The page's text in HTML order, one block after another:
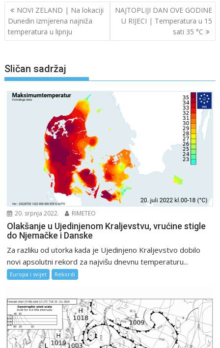
Navigacija
objava
NOVI ZELAND | Na lokaciji
Dunedin izmjerena najniža
temperatura u lipnju
NAJTOPLIJI DAN OVE GODINE
U RIJECI | Temperatura u 15
sati 35 °C
Sličan sadržaj
20. srpnja 2022. RIMETEO
Olakšanje u Ujedinjenom Kraljevstvu, vrućine stigle
do Njemačke i Danske
Za razliku od utorka kada je Ujedinjeno Kraljevstvo dobilo
novi apsolutni rekord za najvišu dnevnu temperaturu...
Europa i svijet Rekordi